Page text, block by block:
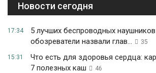
Новости сегодня
17:34
5 лучших беспроводных
обозреватели назвали глав...
35
15:31
Что есть для здоровья сердца:
7 полезных каш
46